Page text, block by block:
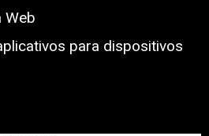
Web
para dispositivos